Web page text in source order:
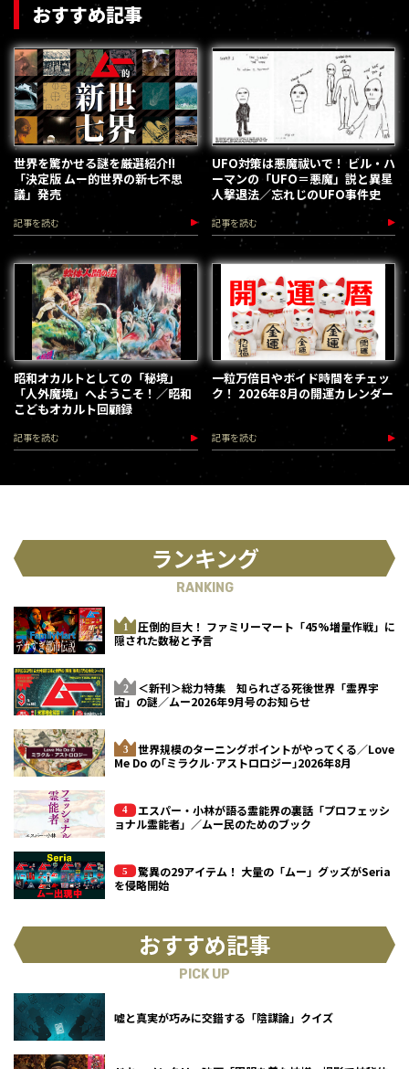
おすすめ記事
世界を驚かせる謎を厳選紹介!!
「決定版 ムー的世界の新七不思
議」発売
記事を読む
UFO対策は悪魔祓いで！ ビル・ハ
ーマンの「UFO＝悪魔」説と異星
人撃退法／忘れじのUFO事件史
記事を読む
昭和オカルトとしての「秘境」
「人外魔境」へようこそ！／昭和
こどもオカルト回顧録
記事を読む
一粒万倍日やボイド時間をチェッ
ク！ 2026年8月の開運カレンダー
記事を読む
ランキング
RANKING
圧倒的巨大！ ファミリーマート「45%増量作戦」に
隠された数秘と予言
＜新刊＞総力特集 知られざる死後世界「霊界宇
宙」の謎／ムー2026年9月号のお知らせ
世界規模のターニングポイントがやってくる／Love
Me Do の｢ミラクル･アストロロジー｣2026年8月
エスパー・小林が語る霊能界の裏話「プロフェッシ
ョナル霊能者」／ムー民のためのブック
驚異の29アイテム！ 大量の「ムー」グッズがSeria
を侵略開始
おすすめ記事
PICK UP
嘘と真実が巧みに交錯する「陰謀論」クイズ